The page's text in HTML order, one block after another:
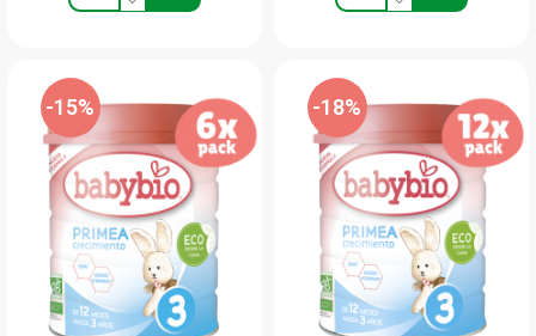
-15% -18%